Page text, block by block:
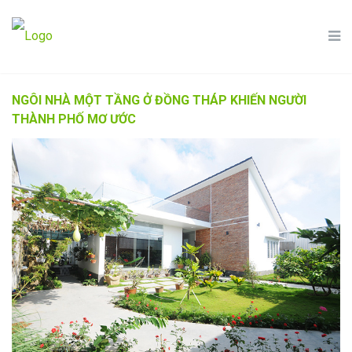
NGÔI NHÀ MỘT TẦNG Ở ĐỒNG THÁP KHIẾN NGƯỜI
THÀNH PHỐ MƠ ƯỚC